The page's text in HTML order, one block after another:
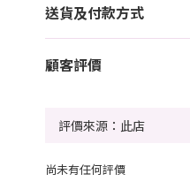
送貨及付款方式
顧客評價
尚未有任何評價